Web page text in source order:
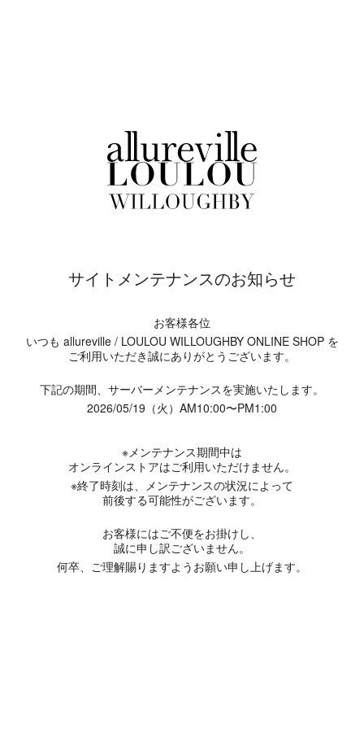
サイトメンテナンスのお知らせ
お客様各位
いつも allureville / LOULOU WILLOUGHBY ONLINE SHOP を
ご利用いただき誠にありがとうございます。
下記の期間、サーバーメンテナンスを実施いたします。
2026/05/19（火）AM10:00〜PM1:00
※メンテナンス期間中は
オンラインストアはご利用いただけません。
※終了時刻は、メンテナンスの状況によって
前後する可能性がございます。
お客様にはご不便をお掛けし、
誠に申し訳ございません。
何卒、ご理解賜りますようお願い申し上げます。